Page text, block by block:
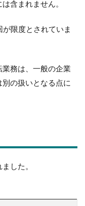
含まれません。
限度とされていま
務は、一般の企業
の扱いとなる点に
した。